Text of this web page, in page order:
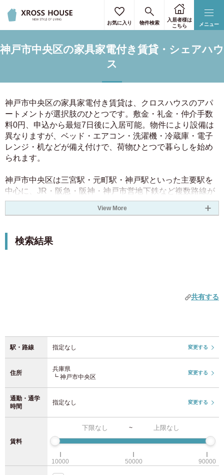
メニュー
お気に入り 物件検索
入居者様は
こちら
神戸市中央区の家具家電付き賃貸・シェアハウ
ス
神戸市中央区の家具家電付き賃貸は、クロスハウスのアパ
ートメントが選択肢のひとつです。敷金・礼金・仲介手数
料0円、申込から最短7日後に入居可能。物件により設備は
異なりますが、ベッド・エアコン・洗濯機・冷蔵庫・電子
レンジ・机などが備え付けで、荷物ひとつで暮らしを始め
られます。
神戸市中央区は三宮駅・元町駅・神戸駅といった主要駅を
中心に、JR・阪急・阪神・神戸市営地下鉄など複数路線が
利用でき、大阪方面まで新快速で約22分とアクセスは抜
群。旧居留地・北野異人館街・南京町（中華街）など神戸
したビジネス街です。ビジネス利用にも生活拠点として
も、神戸の中枢で利便性を最大化したい方に適したエリア
応。兵庫から東京・大阪・福岡などへ進学・転勤になって
報をご確認ください。
View More
検索結果
共有する
駅・路線 指定なし 変更する
住所
兵庫県
┗ 神戸市中央区
変更する
通勤・通学
時間
指定なし 変更する
賃料
~
10000 50000 90000
駅・路線を選択 リセット
路線から探す
関東 大阪
愛知
福岡
北海道
JR東日本
JR湘南新宿ライン
上野東京ライン (4)
JR常磐線 (32)
(70)
(8)
住所を選択 リセット
北海道 (1)
関東
東京都 (1024)
神奈川県
埼玉県 (51)
千葉県 (71)
中部
京都府
大阪府
兵庫県 (5)
住所を選択 リセット
通勤・通学時間を選択 リセット
通勤・通学の最寄り駅をご入力ください。
3駅まで指定することができます。
目的駅
まで
所要時間
乗換回数
詳細条件を選択 リセット
キーワードで絞り込む
空き予定日
駅徒歩
女性専用物件を除外
敷金0円
礼金0円
仲介手数料0円
期間限定！入居日の52日前から申込みOK（通常37日前）
特徴タグ
2人入居可
WiFi（無料）
駐輪場（自転車）
40円
4.50円
50円
5.50円
70円
80円
90円
70円
60円
5.50円
50円
40円
3.50円
30円
決定する クリア